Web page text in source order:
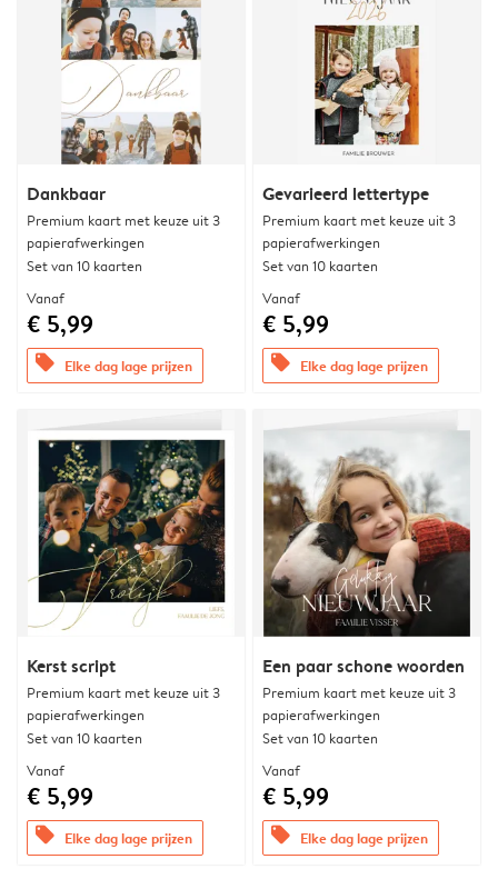
Dankbaar
Premium kaart met keuze uit 3
papierafwerkingen
Set van 10 kaarten
Vanaf
€ 5,99
offers Elke dag lage prijzen
Gevarieerd lettertype
Premium kaart met keuze uit 3
papierafwerkingen
Set van 10 kaarten
Vanaf
€ 5,99
offers Elke dag lage prijzen
Kerst script
Premium kaart met keuze uit 3
papierafwerkingen
Set van 10 kaarten
Vanaf
€ 5,99
offers Elke dag lage prijzen
Een paar schone woorden
Premium kaart met keuze uit 3
papierafwerkingen
Set van 10 kaarten
Vanaf
€ 5,99
offers Elke dag lage prijzen